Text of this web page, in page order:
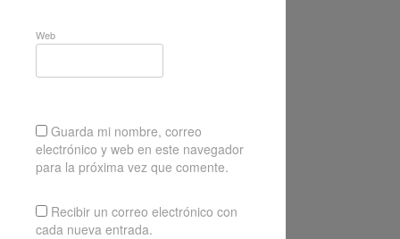
Web
Guarda mi nombre, correo
electrónico y web en este navegador
para la próxima vez que comente.
Recibir un correo electrónico con
cada nueva entrada.